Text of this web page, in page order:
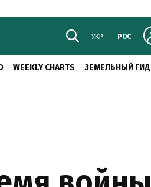
УКР РОС
WEEKLY CHARTS ЗЕМЕЛЬНЫЙ ГИД